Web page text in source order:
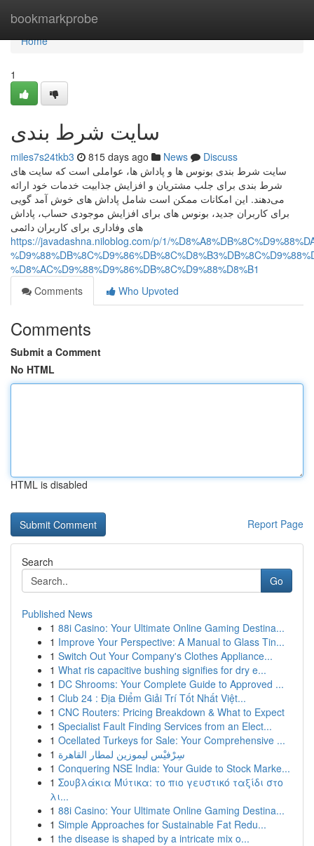
bookmarkprobe
Home
Home
1
سایت شرط بندی
miles7s24tkb3 815 days ago News
Discuss
سایت شرط بندی بونوس‌ ها و پاداش‌ ها، عواملی است که سایت‌ های
شرط بندی برای جلب مشتریان و افزایش جذابیت خدمات خود ارائه
می‌دهند. این امکانات ممکن است شامل پاداش‌ های خوش‌ آمد گویی
برای کاربران جدید، بونوس‌ های برای افزایش موجودی حساب، پاداش‌
های وفاداری برای کاربران دائمی
https://javadashna.niloblog.com/p/1/
%D8%AC%D9%88%D9%86%DB%8C%D9%88%D8%B1
Comments
Who Upvoted
Comments
Submit a Comment
No HTML
HTML is disabled
Report Page
Search
Go
Published News
1 88i Casino: Your Ultimate Online Gaming Destina...
1 Improve Your Perspective: A Manual to Glass Tin...
1 Switch Out Your Company's Clothes Appliance...
1 What ris capacitive bushing signifies for dry e...
1 DC Shrooms: Your Complete Guide to Approved ...
1 Club 24 : Địa Điểm Giải Trí Tốt Nhất Việt...
1 CNC Routers: Pricing Breakdown & What to Expect
1 Specialist Fault Finding Services from an Elect...
1 Ocellated Turkeys for Sale: Your Comprehensive ...
1 سِرْفيْس ليموزين لمطار القاهرة
1 Conquering NSE India: Your Guide to Stock Marke...
1 Σουβλάκια Μύτικα: το πιο γευστικό ταξίδι στο
λι...
1 88i Casino: Your Ultimate Online Gaming Destina...
1 Simple Approaches for Sustainable Fat Redu...
1 the disease is shaped by a intricate mix o...